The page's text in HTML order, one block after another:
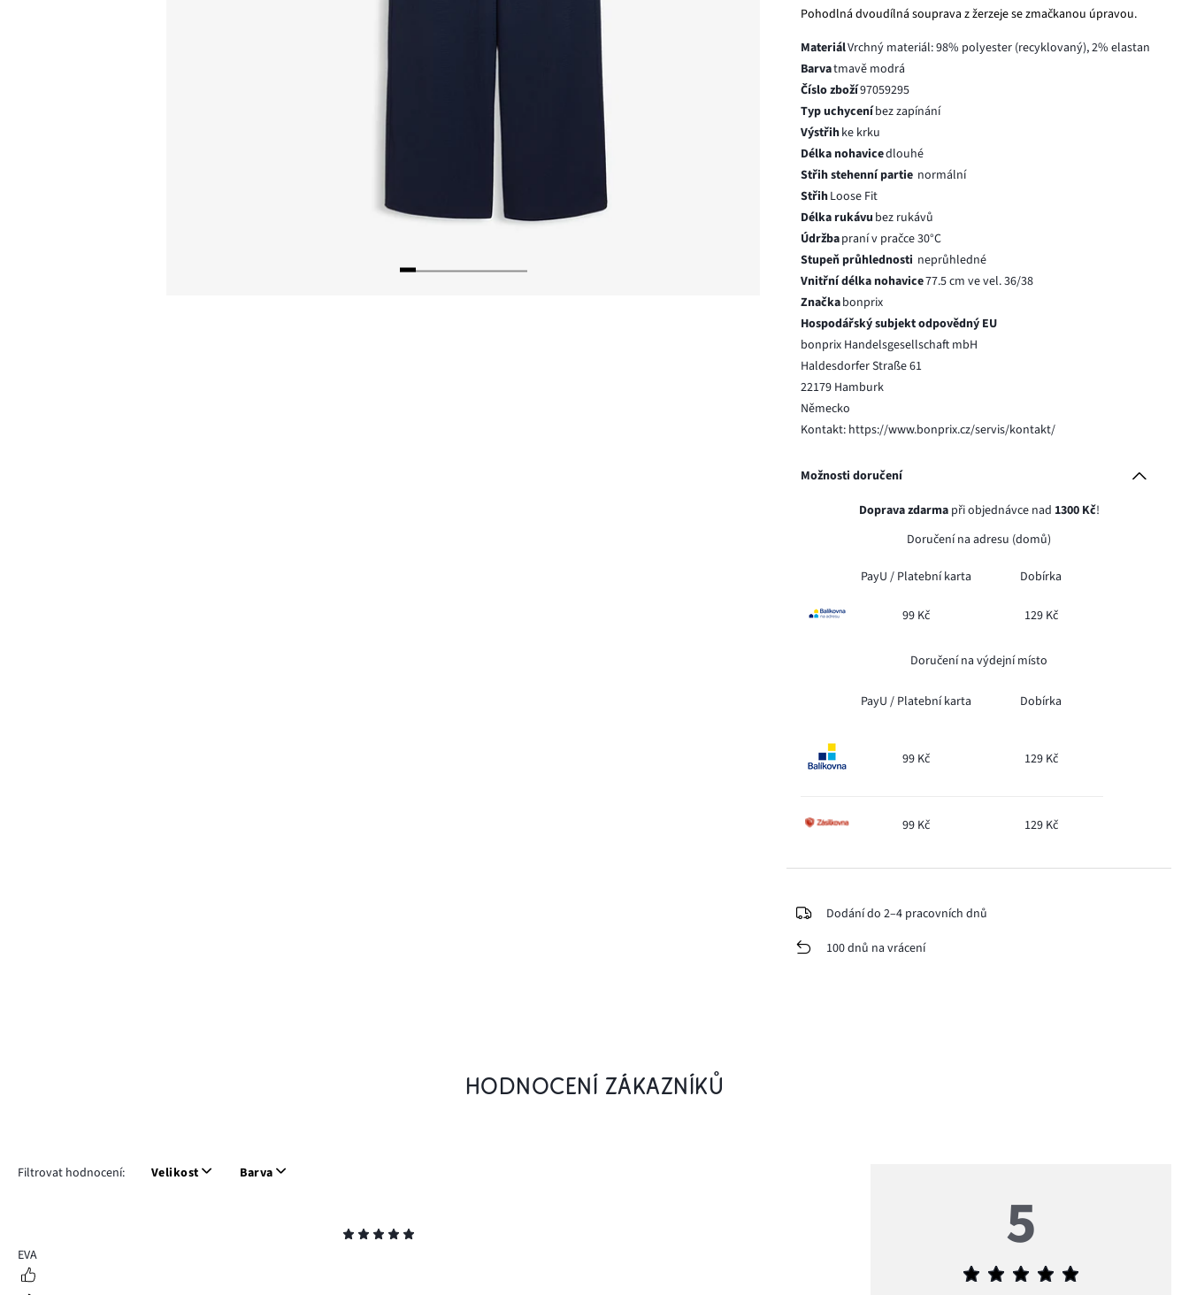
Pohodlná dvoudílná souprava z žerzeje se zmačkanou úpravou.
MateriálVrchný materiál: 98% polyester (recyklovaný), 2% elastan
Barvatmavě modrá
Číslo zboží97059295
Typ uchyceníbez zapínání
Výstřihke krku
Délka nohavicedlouhé
Střih stehenní partie normální
StřihLoose Fit
Délka rukávu bez rukávů
Údržbapraní v pračce 30°C
Stupeň průhlednosti neprůhledné
Vnitřní délka nohavice77.5 cm ve vel. 36/38
Značkabonprix
Hospodářský subjekt odpovědný EU
bonprix Handelsgesellschaft mbH
Haldesdorfer Straße 61
22179 Hamburk
Německo
Kontakt: https://www.bonprix.cz/servis/kontakt/
Možnosti doručení
Doprava zdarmapři objednávce nad 1300 Kč!
Doručení na adresu (domů)
PayU / Platební karta Dobírka
99 Kč 129 Kč
Doručení na výdejní místo
PayU / Platební karta Dobírka
99 Kč 129 Kč
99 Kč 129 Kč
Dodání do 2–4 pracovních dnů
100 dnů na vrácení
HODNOCENÍ ZÁKAZNÍKŮ
Filtrovat hodnocení: Velikost Barva
5
EVA 5
Průměrné